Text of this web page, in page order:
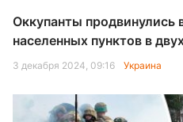
Оккупанты продвинулись
населенных пунктов в
3 декабря 2024, 09:16 Украина